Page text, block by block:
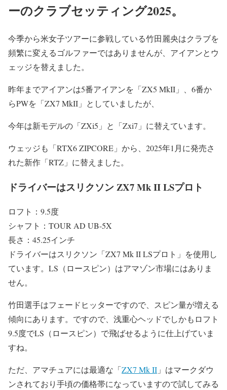
ーのクラブセッティング2025。
今季から米女子ツアーに参戦している竹田麗央はクラブを
頻繁に変えるゴルファーではありませんが、アイアンとウ
ェッジを替えました。
昨年までアイアンは5番アイアンを「ZX5 MkII」、6番か
らPWを「ZX7 MkII」としていましたが、
今年は新モデルの「ZXi5」と「Zxi7」に替えています。
ウェッジも「RTX6 ZIPCORE」から、2025年1月に発売さ
れた新作「RTZ」に替えました。
ドライバーはスリクソン ZX7 Mk II LSプロト
ロフト：9.5度
シャフト：TOUR AD UB-5X
長さ：45.25インチ
ドライバーはスリクソン「ZX7 Mk II LSプロト」を使用し
ています。LS（ロースピン）はアマゾン市場にはありま
せん。
竹田選手はフェードヒッターですので、スピン量が増える
傾向にあります。ですので、浅重心ヘッドでしかもロフト
9.5度でLS（ロースピン）で飛ばせるように仕上げていま
すね。
ただ、アマチュアには最適な「ZX7 Mk II 」はマークダウ
ンされており手頃の価格帯になっていますので試してみる